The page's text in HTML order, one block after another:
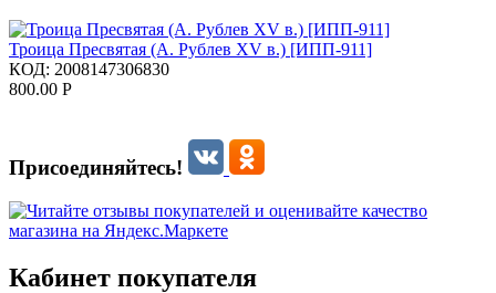
Троица Пресвятая (А. Рублев XV в.) [ИПП-911]
КОД: 2008147306830
800.00 Р
Присоединяйтесь!
Кабинет покупателя